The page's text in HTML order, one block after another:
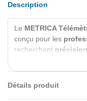
Description
Le METRICA
conçu pour les
recherchent précision
laser vert offre une
sombres ou éloignés.
pour vos
travaux de
Détails produit